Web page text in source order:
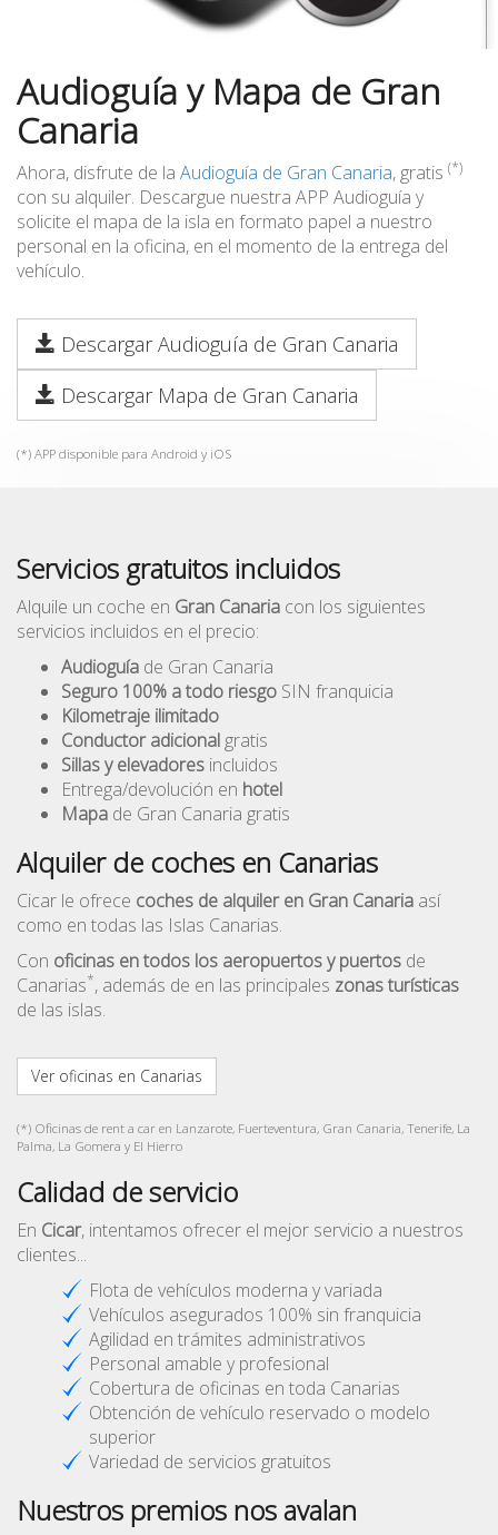
Audioguía y Mapa de Gran
Canaria
Ahora, disfrute de la Audioguía de Gran Canaria, gratis (*)
con su alquiler. Descargue nuestra APP Audioguía y
solicite el mapa de la isla en formato papel a nuestro
personal en la oficina, en el momento de la entrega del
vehículo.
Descargar Audioguía de Gran Canaria
Descargar Mapa de Gran Canaria
(*) APP disponible para Android y iOS
Servicios gratuitos incluidos
Alquile un coche en Gran Canaria con los siguientes
servicios incluidos en el precio:
Audioguía de Gran Canaria
Seguro 100% a todo riesgo SIN franquicia
Kilometraje ilimitado
Conductor adicional gratis
Sillas y elevadores incluidos
Entrega/devolución en hotel
Mapa de Gran Canaria gratis
Alquiler de coches en Canarias
Cicar le ofrece coches de alquiler en Gran Canaria así
como en todas las Islas Canarias.
Con oficinas en todos los aeropuertos y puertos de
Canarias*, además de en las principales zonas turísticas
de las islas.
Ver oficinas en Canarias
(*) Oficinas de rent a car en Lanzarote, Fuerteventura, Gran Canaria, Tenerife, La
Palma, La Gomera y El Hierro
Calidad de servicio
En Cicar, intentamos ofrecer el mejor servicio a nuestros
clientes...
Flota de vehículos moderna y variada
Vehículos asegurados 100% sin franquicia
Agilidad en trámites administrativos
Personal amable y profesional
Cobertura de oficinas en toda Canarias
Obtención de vehículo reservado o modelo
superior
Variedad de servicios gratuitos
Nuestros premios nos avalan